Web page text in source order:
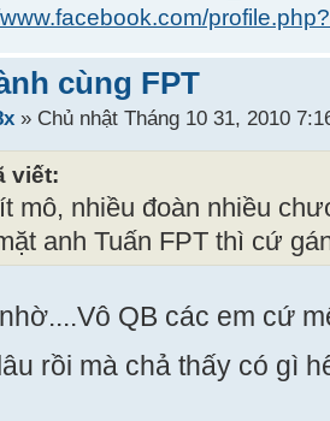
cùng FPT
» Chủ nhật Tháng 10 31, 2010
viết:
mô, nhiều đoàn nhiều
anh Tuấn FPT thì cứ
QB các em cứ
rồi mà chả thấy có gì